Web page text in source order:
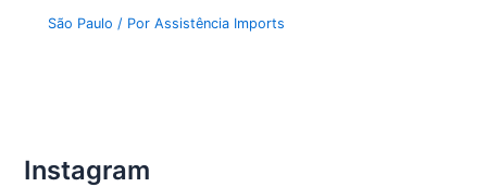
São Paulo / PorAssistência Imports
Instagram